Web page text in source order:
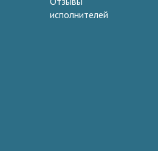
исполнителей